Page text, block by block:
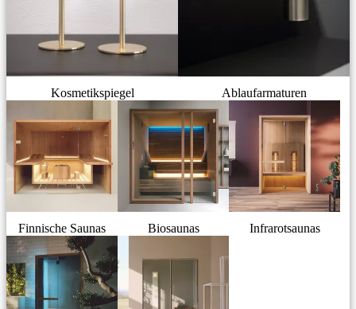
Kosmetikspiegel Ablaufarmaturen
Finnische Saunas Biosaunas Infrarotsaunas